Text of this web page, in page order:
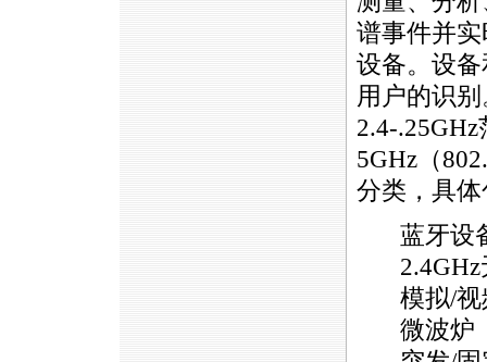
谱事件并
设备。设
用户的识
2.4-
5GHz（
分类，具
蓝牙设
模拟/
微波炉